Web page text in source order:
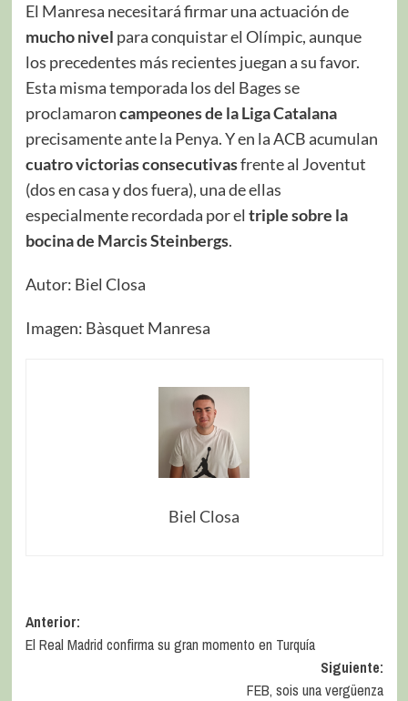
El Manresa necesitará firmar una actuación de
mucho nivel para conquistar el Olímpic, aunque
los precedentes más recientes juegan a su favor.
Esta misma temporada los del Bages se
proclamaroncampeones de la Liga Catalana
precisamente ante la Penya. Y en la ACB acumulan
cuatro victorias consecutivasfrente al Joventut
(dos en casa y dos fuera), una de ellas
especialmente recordada por el triple sobre la
bocina de Marcis Steinbergs.
Autor: Biel Closa
Imagen: Bàsquet Manresa
Biel Closa
Anterior:
El Real Madrid confirma su gran momento en Turquía
Siguiente:
FEB, sois una vergüenza